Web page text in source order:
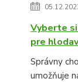
Vyberte
pre
Správny
umožňuje